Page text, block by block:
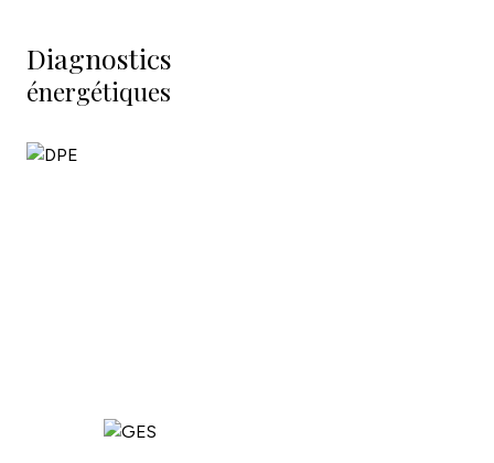
Diagnostics
énergétiques